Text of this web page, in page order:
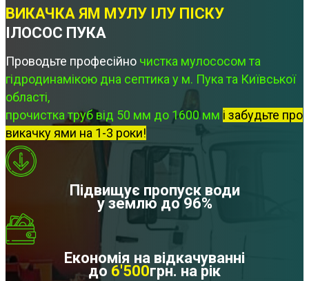
ВИКАЧКА ЯМ МУЛУ ІЛУ ПІСКУ
ІЛОСОС ПУКА
Проводьте професійно чистка мулососом та
гідродинамікою дна септика у м. Пука та Київської
області,
прочистка труб від 50 мм до 1600 мм і забудьте про
викачку ями на 1-3 роки!
Підвищує пропуск води
у землю до 96%
Економія на відкачуванні
до 6'500грн. на рік